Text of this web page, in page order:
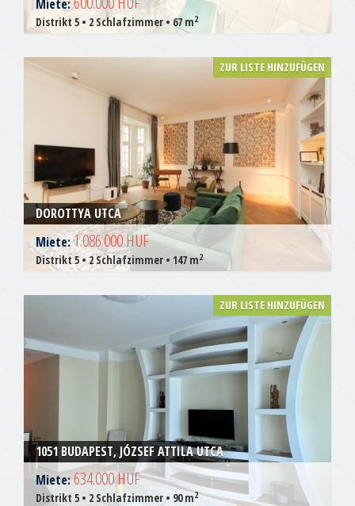
Miete:
Distrikt 5 • 2 Schlafzimmer • 67 m2
ZUR LISTE HINZUFÜGEN
DOROTTYA UTCA
Miete:1.086.000 HUF
Distrikt 5 • 2 Schlafzimmer • 147 m2
ZUR LISTE HINZUFÜGEN
1051 BUDAPEST, JÓZSEF ATTILA UTCA
Miete:634.000 HUF
Distrikt 5 • 2 Schlafzimmer • 90 m2